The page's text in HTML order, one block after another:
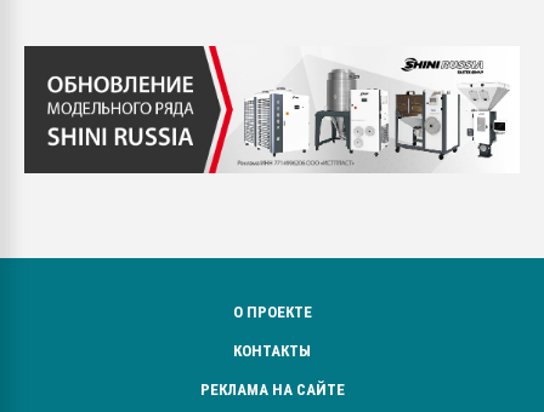
О ПРОЕКТЕ
КОНТАКТЫ
РЕКЛАМА НА САЙТЕ